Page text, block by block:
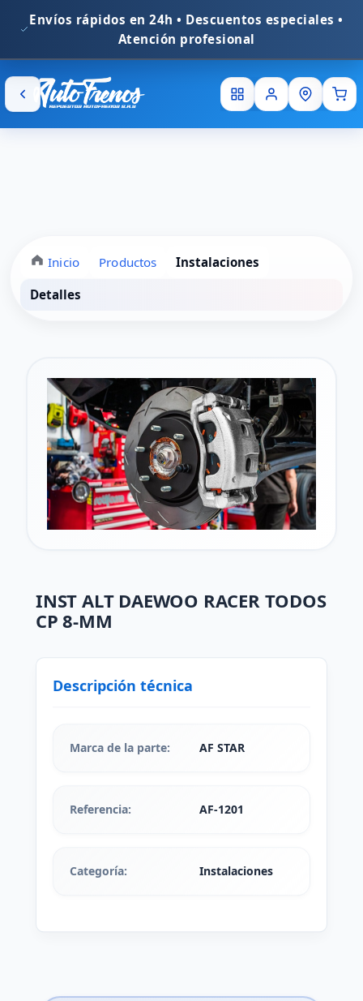
Inicio Productos
Instalaciones
Detalles
INST ALT DAEWOO RACER TODOS
CP 8-MM
Descripción técnica
Marca de la parte: AF STAR
Referencia: AF-1201
Categoría: Instalaciones